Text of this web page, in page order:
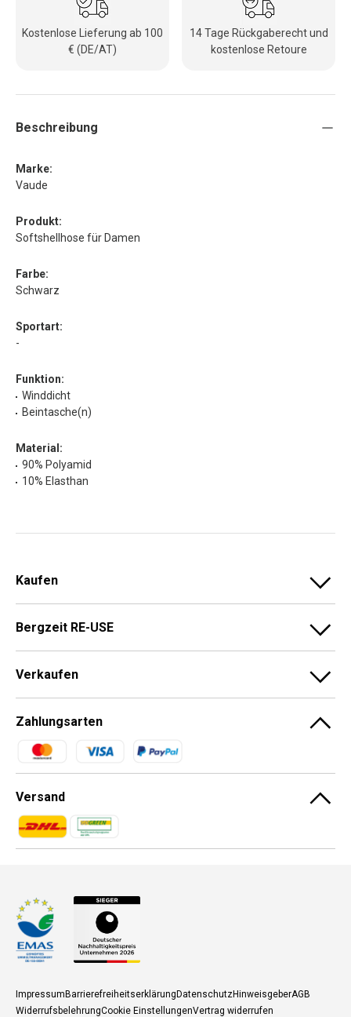
Kostenlose Lieferung ab 100
€ (DE/AT)
14 Tage Rückgaberecht und
kostenlose Retoure
Beschreibung
Marke:
Vaude
Produkt:
Softshellhose für Damen
Farbe:
Schwarz
Sportart:
-
Funktion:
Winddicht
Beintasche(n)
Material:
90% Polyamid
10% Elasthan
Kaufen
Bergzeit RE-USE
Verkaufen
Zahlungsarten
Zahlungsmethoden
Versand
Zahlungsmethoden
Zahlungsmethoden
ImpressumBarrierefreiheitserklärungDatenschutzHinweisgeberAGB
WiderrufsbelehrungCookie EinstellungenVertrag widerrufen